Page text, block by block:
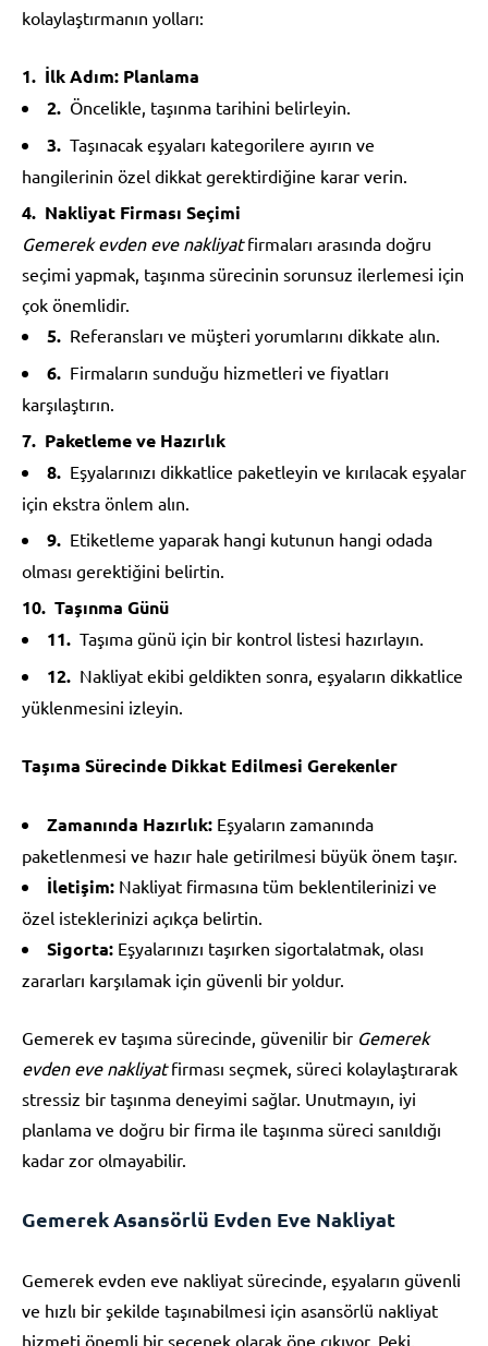
kolaylaştırmanın yolları:
İlk Adım: Planlama
Öncelikle, taşınma tarihini belirleyin.
Taşınacak eşyaları kategorilere ayırın ve
hangilerinin özel dikkat gerektirdiğine karar verin.
Nakliyat Firması Seçimi
Gemerek evden eve nakliyatfirmaları arasında doğru
seçimi yapmak, taşınma sürecinin sorunsuz ilerlemesi için
çok önemlidir.
Referansları ve müşteri yorumlarını dikkate alın.
Firmaların sunduğu hizmetleri ve fiyatları
karşılaştırın.
Paketleme ve Hazırlık
Eşyalarınızı dikkatlice paketleyin ve kırılacak eşyalar
için ekstra önlem alın.
Etiketleme yaparak hangi kutunun hangi odada
olması gerektiğini belirtin.
Taşınma Günü
Taşıma günü için bir kontrol listesi hazırlayın.
Nakliyat ekibi geldikten sonra, eşyaların dikkatlice
yüklenmesini izleyin.
Taşıma Sürecinde Dikkat Edilmesi Gerekenler
Zamanında Hazırlık: Eşyaların zamanında
paketlenmesi ve hazır hale getirilmesi büyük önem taşır.
İletişim: Nakliyat firmasına tüm beklentilerinizi ve
özel isteklerinizi açıkça belirtin.
Sigorta: Eşyalarınızı taşırken sigortalatmak, olası
zararları karşılamak için güvenli bir yoldur.
Gemerek ev taşıma sürecinde, güvenilir bir Gemerek
evden eve nakliyatfirması seçmek, süreci kolaylaştırarak
stressiz bir taşınma deneyimi sağlar. Unutmayın, iyi
planlama ve doğru bir firma ile taşınma süreci sanıldığı
kadar zor olmayabilir.
Gemerek Asansörlü Evden Eve Nakliyat
Gemerek evden eve nakliyat sürecinde, eşyaların güvenli
ve hızlı bir şekilde taşınabilmesi için asansörlü nakliyat
hizmeti önemli bir seçenek olarak öne çıkıyor. Peki,